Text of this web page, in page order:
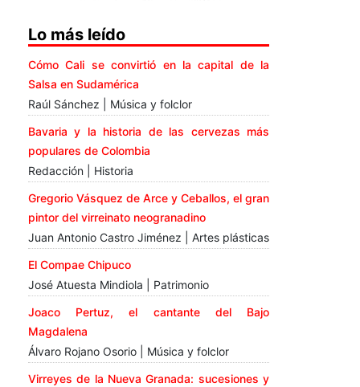
Lo más leído
Cómo Cali se convirtió en la capital de la
Salsa en Sudamérica
Raúl Sánchez | Música y folclor
Bavaria y la historia de las cervezas más
populares de Colombia
Redacción | Historia
Gregorio Vásquez de Arce y Ceballos, el gran
pintor del virreinato neogranadino
Juan Antonio Castro Jiménez | Artes plásticas
El Compae Chipuco
José Atuesta Mindiola | Patrimonio
Joaco Pertuz, el cantante del Bajo
Magdalena
Álvaro Rojano Osorio | Música y folclor
Virreyes de la Nueva Granada: sucesiones y